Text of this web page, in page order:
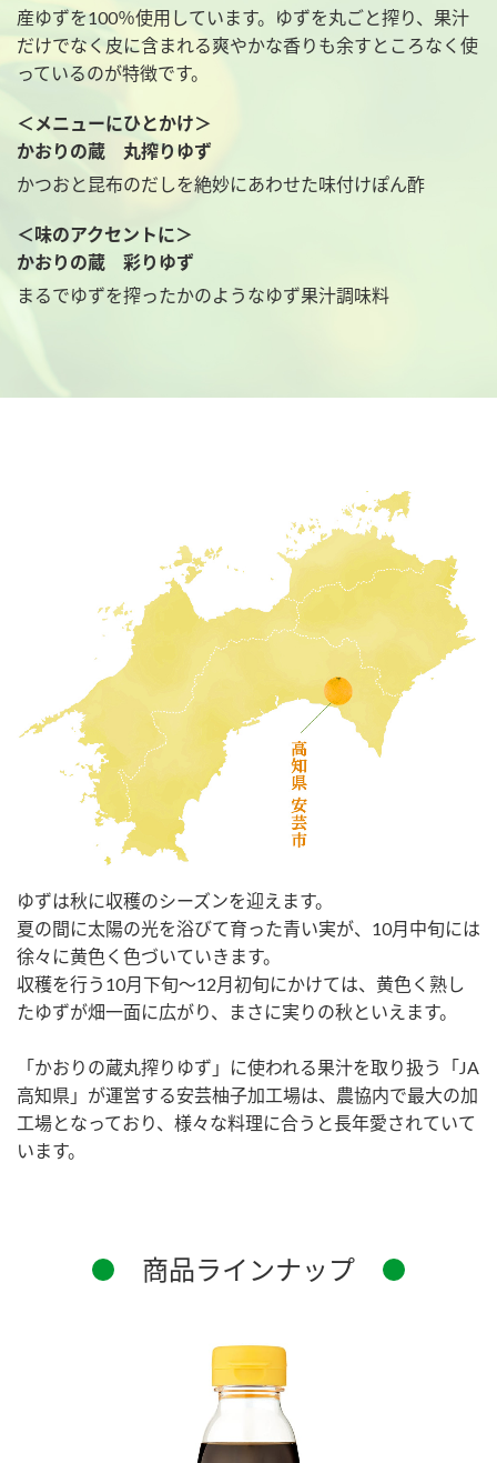
産ゆずを100％使用しています。ゆずを丸ごと搾り、果汁
だけでなく皮に含まれる爽やかな香りも余すところなく使
っているのが特徴です。
＜メニューにひとかけ＞
かおりの蔵 丸搾りゆず
かつおと昆布のだしを絶妙にあわせた味付けぽん酢
＜味のアクセントに＞
かおりの蔵 彩りゆず
まるでゆずを搾ったかのようなゆず果汁調味料
ゆずは秋に収穫のシーズンを迎えます。
夏の間に太陽の光を浴びて育った青い実が、10月中旬には
徐々に黄色く色づいていきます。
収穫を行う10月下旬～12月初旬にかけては、黄色く熟し
たゆずが畑一面に広がり、まさに実りの秋といえます。
「かおりの蔵丸搾りゆず」に使われる果汁を取り扱う「JA
高知県」が運営する安芸柚子加工場は、農協内で最大の加
工場となっており、様々な料理に合うと長年愛されていて
います。
商品ラインナップ